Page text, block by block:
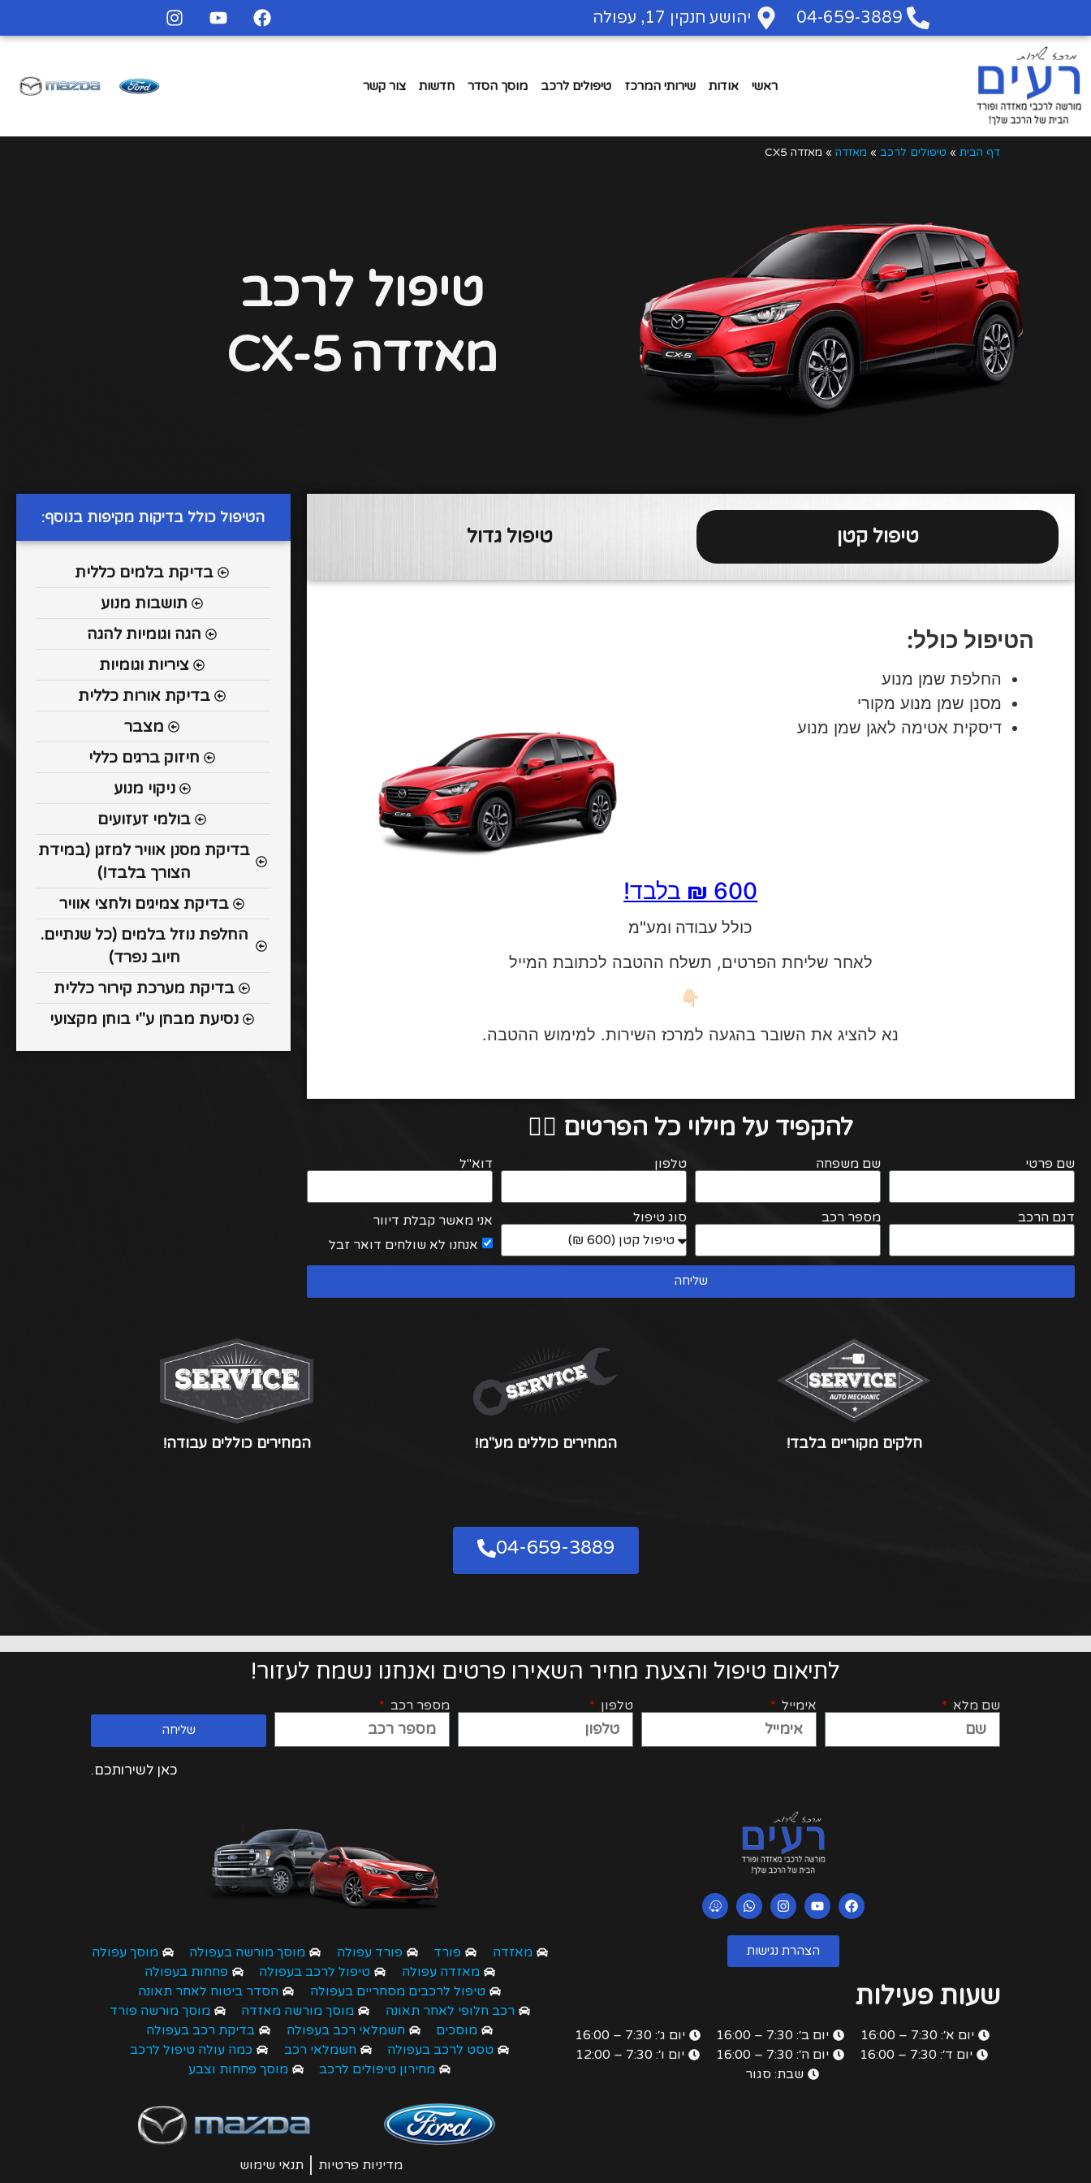
04-659-3889 יהושע חנקין 17, עפולה
ראשי אודות שירותי המרכז טיפולים לרכב מוסך הסדר חדשות צור קשר
דף הבית » טיפולים לרכב » מאזדה » מאזדה CX5
טיפול לרכב
מאזדה CX-5
טיפול קטן טיפול גדול
הטיפול כולל:
החלפת שמן מנוע
מסנן שמן מנוע מקורי
דיסקית אטימה לאגן שמן מנוע
600
₪ בלבד!
כולל עבודה ומע"מ
לאחר שליחת הפרטים, תשלח ההטבה לכתובת המייל
👇🏻
נא להציג את השובר בהגעה למרכז השירות. למימוש ההטבה.
להקפיד על מילוי כל הפרטים 👇🏻
שם פרטי שם משפחה טלפון דוא"ל
דגם הרכב מספר רכב סוג טיפול
אני מאשר קבלת דיוור
אנחנו לא שולחים דואר זבל
שליחה
הטיפול כולל בדיקות מקיפות בנוסף:
בדיקת בלמים כללית
תושבות מנוע
הגה וגומיות להגה
ציריות וגומיות
בדיקת אורות כללית
מצבר
חיזוק ברגים כללי
ניקוי מנוע
בולמי זעזועים
בדיקת מסנן אוויר למזגן (במידת
הצורך בלבד!)
בדיקת צמיגים ולחצי אוויר
החלפת נוזל בלמים (כל שנתיים.
חיוב נפרד)
בדיקת מערכת קירור כללית
נסיעת מבחן ע"י בוחן מקצועי
חלקים מקוריים בלבד! המחירים כוללים מע"מ! המחירים כוללים עבודה!
04-659-3889
לתיאום טיפול והצעת מחיר השאירו פרטים ואנחנו נשמח לעזור!
שם מלא אימייל טלפון מספר רכב
שליחה
כאן לשירותכם.
הצהרת נגישות
שעות פעילות
יום א׳: 7:30 – 16:00 יום ב׳: 7:30 – 16:00
יום ג׳: 7:30 – 16:00
יום ד׳: 7:30 – 16:00
יום ה׳: 7:30 – 16:00
יום ו׳: 7:30 – 12:00
שבת: סגור
מאזדה פורד פורד עפולה מוסך מורשה בעפולה
מוסך עפולה
מאזדה עפולה
טיפול לרכב בעפולה
פחחות בעפולה
טיפול לרכבים מסחריים בעפולה
הסדר ביטוח לאחר תאונה
רכב חלופי לאחר תאונה
מוסך מורשה מאזדה
מוסך מורשה פורד
מוסכים
חשמלאי רכב בעפולה
בדיקת רכב בעפולה
טסט לרכב בעפולה
חשמלאי רכב
כמה עולה טיפול לרכב
מחירון טיפולים לרכב
מוסך פחחות וצבע
מדיניות פרטיות תנאי שימוש